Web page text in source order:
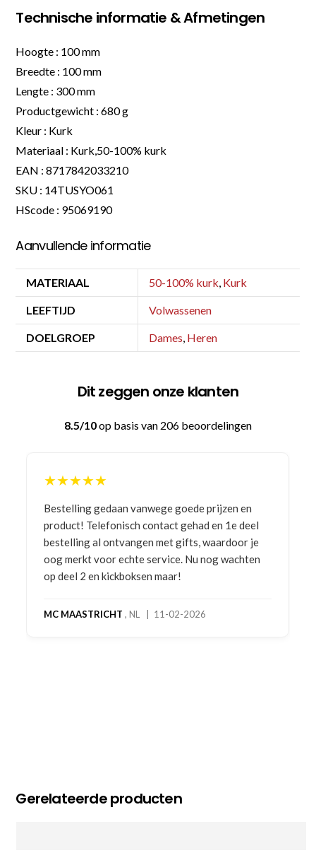
Technische informatie & Afmetingen
Hoogte : 100 mm
Breedte : 100 mm
Lengte : 300 mm
Productgewicht : 680 g
Kleur : Kurk
Materiaal : Kurk,50-100% kurk
EAN : 8717842033210
SKU : 14TUSYO061
HScode : 95069190
Aanvullende informatie
MATERIAAL 50-100% kurk, Kurk
LEEFTIJD Volwassenen
DOELGROEP Dames, Heren
Dit zeggen onze klanten
8.5/10op basis van 206 beoordelingen
goede prijzen en
gehad en 1e deel
gifts, waardoor je
Nu nog wachten
02-2026
Goede prijzen, goede service
JULIA , NL | 08-02-2026
Gerelateerde producten